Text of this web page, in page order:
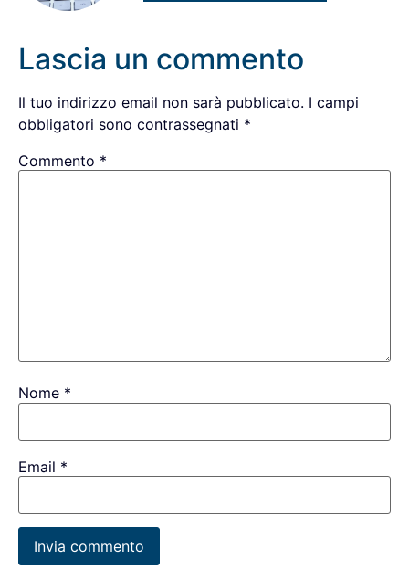
Lascia un commento
Il tuo indirizzo email non sarà pubblicato. I campi
obbligatori sono contrassegnati *
Commento *
Nome *
Email *